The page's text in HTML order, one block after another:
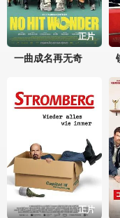
正片
一曲成名再无奇
正片